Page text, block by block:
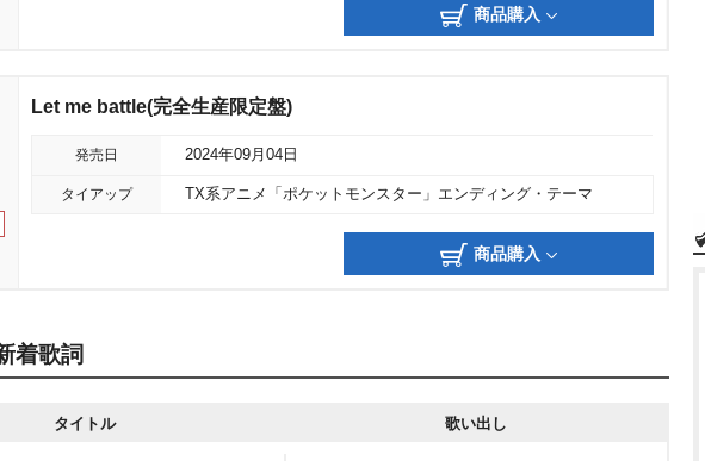
商品購入
Let me battle(完全生産限定盤)
発売日 2024年09月04日
タイアップ TX系アニメ「ポケットモンスター」エンディング・テーマ
商品購入
着歌詞
タイトル 歌い出し